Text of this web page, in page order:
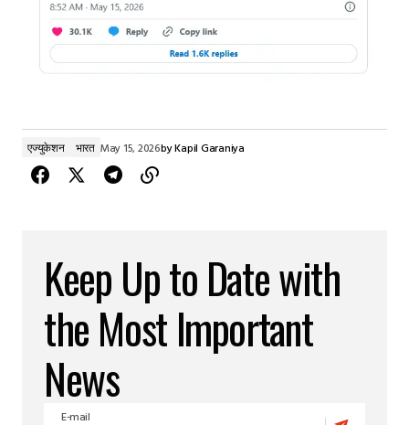
एज्युकेशन भारत May 15, 2026byKapil Garaniya
Keep Up to Date with
the Most Important
News
E-mail